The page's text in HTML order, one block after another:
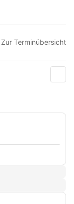
Zur Terminübersicht